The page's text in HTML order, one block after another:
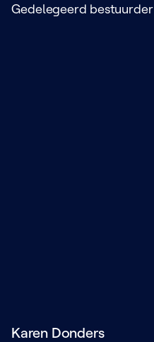
Gedelegeerd bestuurder
Karen Donders